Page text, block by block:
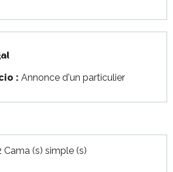
: Annonce d'un particulier
Cama (s) simple (s)